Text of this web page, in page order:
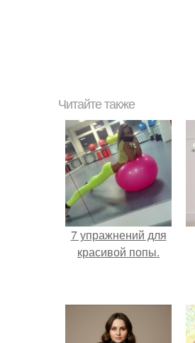
Читайте также
7 упражнений для
красивой попы.